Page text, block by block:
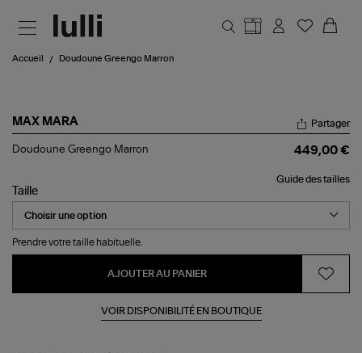
Accueil Doudoune Greengo Marron
MAX MARA
Doudoune
Partager
Doudoune Greengo Marron 449,00 €
Guide des tailles
Taille
Prendre votre taille habituelle.
AJOUTER AU PANIER
VOIR DISPONIBILITÉ EN BOUTIQUE